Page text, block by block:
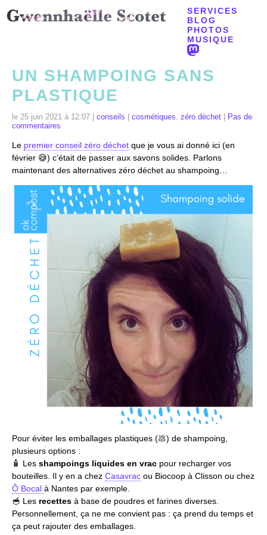
SERVICES
BLOG
PHOTOS
MUSIQUE
UN SHAMPOING SANS
PLASTIQUE
le 25 juin 2021 à 12:07 | conseils cosmétiques zéro déchet
Pas de
commentaires
Le premier conseil zéro déchet que je vous ai donné ici (en
février 😅) c’était de passer aux savons solides. Parlons
maintenant des alternatives zéro déchet au shampoing…
Pour éviter les emballages plastiques (💩) de shampoing,
plusieurs options :
🧴 Les shampoings liquides en vrac pour recharger vos
bouteilles. Il y en a chez Casavrac ou Biocoop à Clisson ou chez
Ô Bocal à Nantes par exemple.
🥣 Les recettes à base de poudres et farines diverses.
Personnellement, ça ne me convient pas : ça prend du temps et
ça peut rajouter des emballages.